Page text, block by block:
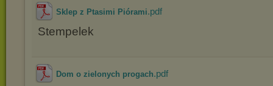
Sklep z Ptasimi Piórami.pdf
Stempelek
Dom o zielonych progach.pdf